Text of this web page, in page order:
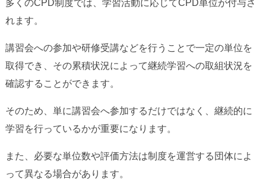
多くのCPD制度では、学習活動に応じてCPD単位が付与さ
れます。
講習会への参加や研修受講などを行うことで一定の単位を
取得でき、その累積状況によって継続学習への取組状況を
確認することができます。
そのため、単に講習会へ参加するだけではなく、継続的に
学習を行っているかが重要になります。
また、必要な単位数や評価方法は制度を運営する団体によ
って異なる場合があります。